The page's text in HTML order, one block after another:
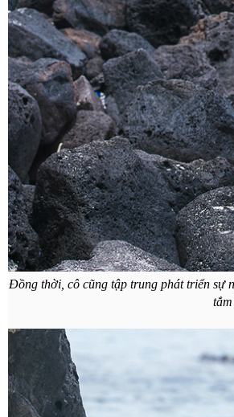
Đồng thời, cô cũng tập trung phát triển sự